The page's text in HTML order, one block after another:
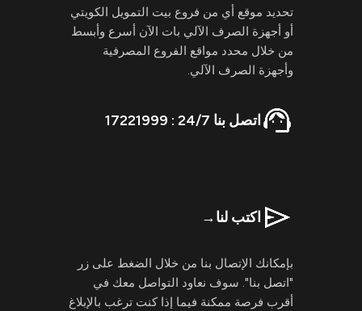
تحديد موقع أي من فروع بيت التمويل الكويتي
أو أجهزة الصرف الآلي بات الآن أسرع وأبسط
من خلال محدد مواقع الفروع المصرفية
وأجهزة الصرف الآلي.
اتصل بنا 24/7 : 17221999
اكتب لنا→
بإمكانك الإتصال بنا من خلال الضغط على زر
"اتصل بنا". سوف نعاود التواصل معك في
أقرب فرصة ممكنة فيما إذا كنت ترغب بالإبلاغ